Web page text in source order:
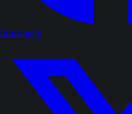
Udostępnij